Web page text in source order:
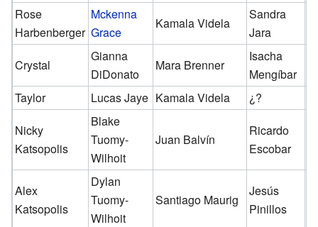
Rose
Harbenberger
Mckenna
Grace
Kamala Videla
Sandra
Jara
Crystal
Gianna
DiDonato
Mara Brenner
Isacha
Mengíbar
Taylor
Lucas Jaye Kamala Videla ¿?
Nicky
Katsopolis
Blake
Tuomy-
Wilhoit
Juan Balvín
Ricardo
Escobar
Alex
Katsopolis
Dylan
Tuomy-
Wilhoit
Santiago Maurig
Jesús
Pinillos